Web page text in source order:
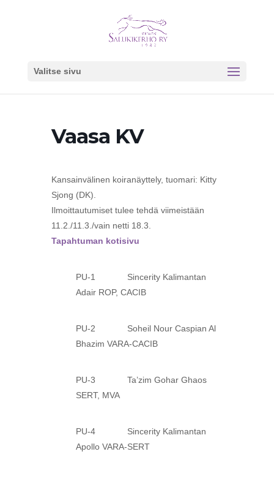
Valitse sivu
Vaasa KV
Kansainvälinen koiranäyttely, tuomari: Kitty
Sjong (DK).
Ilmoittautumiset tulee tehdä viimeistään
11.2./11.3./vain netti 18.3.
Tapahtuman kotisivu
PU-1 Sincerity Kalimantan
Adair ROP, CACIB
PU-2 Soheil Nour Caspian Al
Bhazim VARA-CACIB
PU-3 Ta’zim Gohar Ghaos
SERT, MVA
PU-4 Sincerity Kalimantan
Apollo VARA-SERT